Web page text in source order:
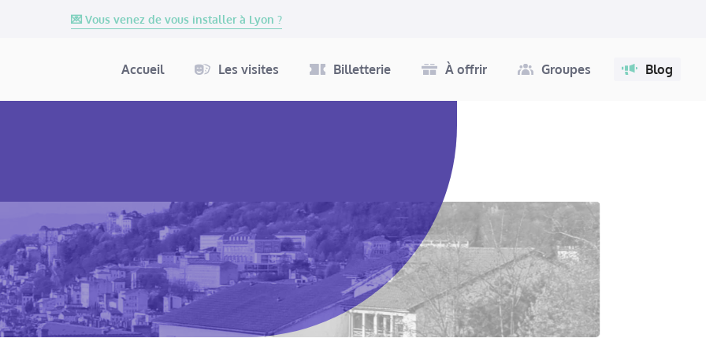
💌 Vous venez de vous installer à Lyon ?
Accueil Les visites Billetterie À offrir Groupes Blog